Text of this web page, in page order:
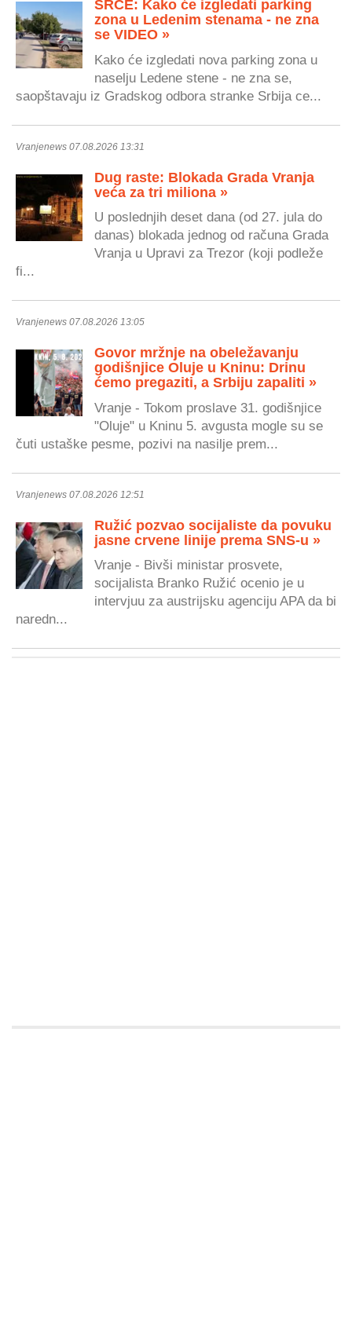
SRCE: Kako će izgledati parking
zona u Ledenim stenama - ne zna
se VIDEO »
Kako će izgledati nova parking zona u
naselju Ledene stene - ne zna se,
saopštavaju iz Gradskog odbora stranke Srbija ce...
Vranjenews 07.08.2026 13:31
Dug raste: Blokada Grada Vranja
veća za tri miliona »
U poslednjih deset dana (od 27. jula do
danas) blokada jednog od računa Grada
Vranja u Upravi za Trezor (koji podleže
fi...
Vranjenews 07.08.2026 13:05
Govor mržnje na obeležavanju
godišnjice Oluje u Kninu: Drinu
ćemo pregaziti, a Srbiju zapaliti »
Vranje - Tokom proslave 31. godišnjice
"Oluje" u Kninu 5. avgusta mogle su se
čuti ustaške pesme, pozivi na nasilje prem...
Vranjenews 07.08.2026 12:51
Ružić pozvao socijaliste da povuku
jasne crvene linije prema SNS-u »
Vranje - Bivši ministar prosvete,
socijalista Branko Ružić ocenio je u
intervjuu za austrijsku agenciju APA da bi
naredn...